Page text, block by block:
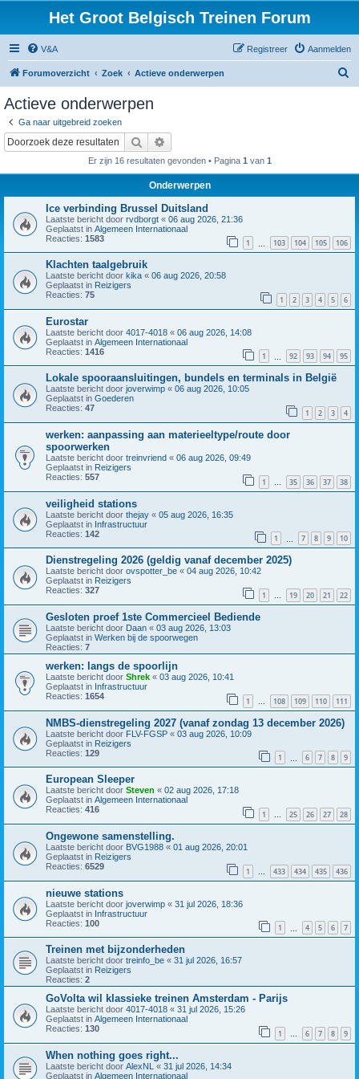
Het Groot Belgisch Treinen Forum
V&A Aanmelden
Registreer
Forumoverzicht Zoek Actieve onderwerpen
Actieve onderwerpen
Ga naar uitgebreid zoeken
Zoek
Er zijn 16 resultaten gevonden • Pagina 1 van 1
Onderwerpen
Ice verbinding Brussel Duitsland
Laatste bericht door rvdborgt « 06 aug 2026, 21:36
Geplaatst in Algemeen Internationaal
Reacties: 1583 1 103 104 105 106
Klachten taalgebruik
Laatste bericht door kika « 06 aug 2026, 20:58
Geplaatst in Reizigers
Reacties: 75 1 2 3 4 5 6
Eurostar
Laatste bericht door 4017-4018 « 06 aug 2026, 14:08
Geplaatst in Algemeen Internationaal
Reacties: 1416 1 92 93 94 95
Lokale spooraansluitingen, bundels en terminals in België
Laatste bericht door joverwimp « 06 aug 2026, 10:05
Geplaatst in Goederen
Reacties: 47 1 2 3 4
werken: aanpassing aan materieeltype/route door
spoorwerken
Laatste bericht door treinvriend « 06 aug 2026, 09:49
Geplaatst in Reizigers
Reacties: 557 1 … 35 36 37 38
veiligheid stations
Laatste bericht door thejay « 05 aug 2026, 16:35
Geplaatst in Infrastructuur
Reacties: 142 1 7 8 9 10
Dienstregeling 2026 (geldig vanaf december 2025)
Laatste bericht door ovspotter_be « 04 aug 2026, 10:42
Geplaatst in Reizigers
Reacties: 327 1 … 19 20 21 22
Gesloten proef 1ste Commercieel Bediende
Laatste bericht door Daan « 03 aug 2026, 13:03
Geplaatst in Werken bij de spoorwegen
Reacties: 7
werken: langs de spoorlijn
Laatste bericht door Shrek « 03 aug 2026, 10:41
Geplaatst in Infrastructuur
Reacties: 1654 1 … 108 109 110 111
NMBS-dienstregeling 2027 (vanaf zondag 13 december 2026)
Laatste bericht door FLV-FGSP « 03 aug 2026, 10:09
Geplaatst in Reizigers
Reacties: 129 1 6 7 8 9
European Sleeper
Laatste bericht door Steven « 02 aug 2026, 17:18
Geplaatst in Algemeen Internationaal
Reacties: 416 1 … 25 26 27 28
Ongewone samenstelling.
Laatste bericht door BVG1988 « 01 aug 2026, 20:01
Geplaatst in Reizigers
Reacties: 6529 1 … 433 434 435 436
nieuwe stations
Laatste bericht door joverwimp « 31 jul 2026, 18:36
Geplaatst in Infrastructuur
Reacties: 100 1 4 5 6 7
Treinen met bijzonderheden
Laatste bericht door treinfo_be « 31 jul 2026, 16:57
Geplaatst in Reizigers
Reacties: 2
GoVolta wil klassieke treinen Amsterdam - Parijs
Laatste bericht door 4017-4018 « 31 jul 2026, 15:26
Geplaatst in Algemeen Internationaal
Reacties: 130 1 … 6 7 8 9
When nothing goes right...
Laatste bericht door AlexNL « 31 jul 2026, 14:34
Geplaatst in Algemeen Internationaal